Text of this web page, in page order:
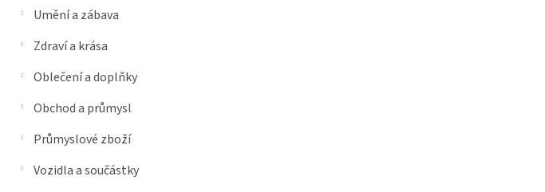
Umění a zábava
Zdraví a krása
Oblečení a doplňky
Obchod a průmysl
Průmyslové zboží
Vozidla a součástky